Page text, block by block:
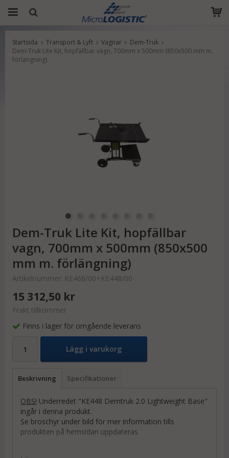
Produkten har blivit tillagd i varukorgen
Startsida Transport & Lyft Vagnar
Dem-Truk
Dem-Truk Lite Kit, hopfällbar vagn, 700mm x 500mm (850x500 mm m.
förlängning)
Dem-Truk Lite Kit, hopfällbar
vagn, 700mm x 500mm (850x500
mm m. förlängning)
Artikelnummer: KE468/00+KE448/00
15 312,50 kr
Frakt tillkommer
Finns i lager för omgående leverans
Lägg i varukorg
Beskrivning Specifikationer
OBS! Underredet "KE448 Demtruk 2.0 Lightweight Base"
ingår i denna produkt.
Se broschyr under bild för mer information tills
produkten på hemsidan uppdateras.